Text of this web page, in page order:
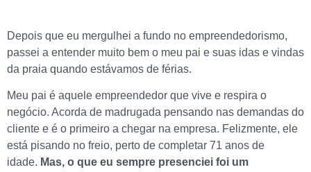
Depois que eu mergulhei a fundo no empreendedorismo,
passei a entender muito bem o meu pai e suas idas e vindas
da praia quando estávamos de férias.
Meu pai é aquele empreendedor que vive e respira o
negócio. Acorda de madrugada pensando nas demandas do
cliente e é o primeiro a chegar na empresa. Felizmente, ele
está pisando no freio, perto de completar 71 anos de
idade. Mas, o que eu sempre presenciei foi um